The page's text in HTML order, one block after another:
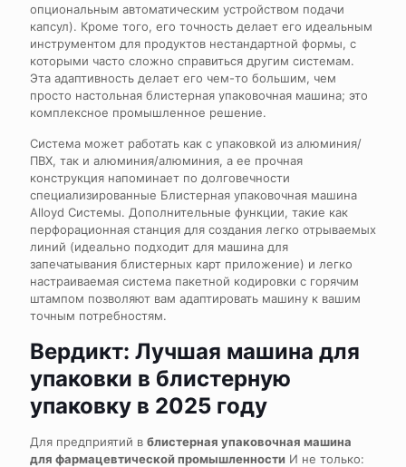
опциональным автоматическим устройством подачи
капсул). Кроме того, его точность делает его идеальным
инструментом для продуктов нестандартной формы, с
которыми часто сложно справиться другим системам.
Эта адаптивность делает его чем-то большим, чем
просто настольная блистерная упаковочная машина; это
комплексное промышленное решение.
Система может работать как с упаковкой из алюминия/
ПВХ, так и алюминия/алюминия, а ее прочная
конструкция напоминает по долговечности
специализированные Блистерная упаковочная машина
Alloyd Системы. Дополнительные функции, такие как
перфорационная станция для создания легко отрываемых
линий (идеально подходит для машина для
запечатывания блистерных карт приложение) и легко
настраиваемая система пакетной кодировки с горячим
штампом позволяют вам адаптировать машину к вашим
точным потребностям.
Вердикт: Лучшая машина для
упаковки в блистерную
упаковку в 2025 году
Для предприятий в блистерная упаковочная машина
для фармацевтической промышленности И не только: